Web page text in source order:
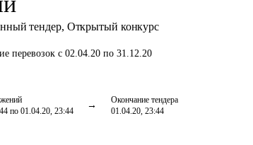
тендер, Открытый конкурс
перевозок с 02.04.20 по 31.12.20
по 01.04.20, 23:44
Окончание тендера
01.04.20, 23:44